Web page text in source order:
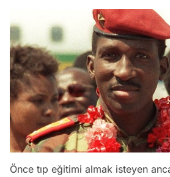
Önce tıp eğitimi almak isteyen